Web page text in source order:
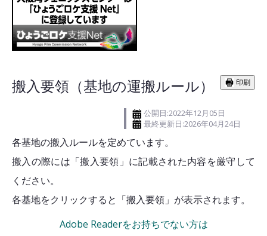
印刷
搬入要領（基地の運搬ルール）
公開日:2022年12月05日
最終更新日:2026年04月24日
各基地の搬入ルールを定めています。
搬入の際には「搬入要領」に記載された内容を厳守して
ください。
各基地をクリックすると「搬入要領」が表示されます。
Adobe Readerをお持ちでない方は